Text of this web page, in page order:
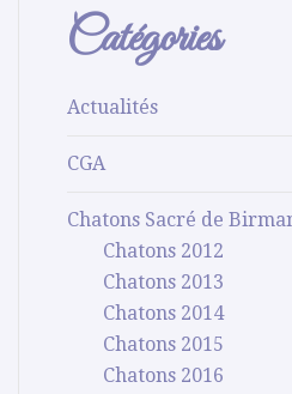
Catégories
Actualités
CGA
Chatons Sacré de
Chatons 2012
Chatons 2013
Chatons 2014
Chatons 2015
Chatons 2016